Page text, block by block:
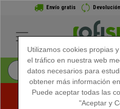
Envío gratis
Utilizamos cookies propias
el tráfico en nuestra web
datos necesarios para
obtener más información
Puede aceptar todas las
"Aceptar y